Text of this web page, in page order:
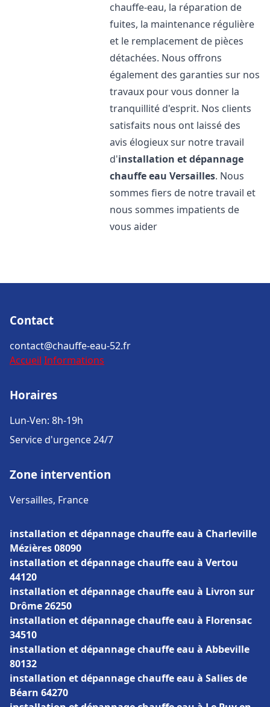
chauffe-eau, la réparation de
fuites, la maintenance régulière
et le remplacement de pièces
détachées. Nous offrons
également des garanties sur nos
travaux pour vous donner la
tranquillité d'esprit. Nos clients
satisfaits nous ont laissé des
avis élogieux sur notre travail
d'installation et dépannage
chauffe eau Versailles. Nous
sommes fiers de notre travail et
nous sommes impatients de
vous aider
Contact
contact@chauffe-eau-52.fr
Accueil Informations
Horaires
Lun-Ven: 8h-19h
Service d'urgence 24/7
Zone intervention
Versailles, France
installation et dépannage chauffe eau à Charleville
Mézières 08090
installation et dépannage chauffe eau à Vertou
44120
installation et dépannage chauffe eau à Livron sur
Drôme 26250
installation et dépannage chauffe eau à Florensac
34510
installation et dépannage chauffe eau à Abbeville
80132
installation et dépannage chauffe eau à Salies de
Béarn 64270